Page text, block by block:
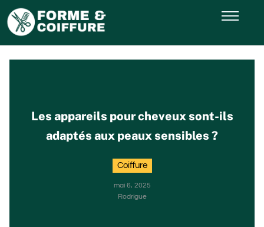
Les appareils pour cheveux sont-ils
adaptés aux peaux sensibles ?
Coiffure
mai 6, 2025
Rodrigue